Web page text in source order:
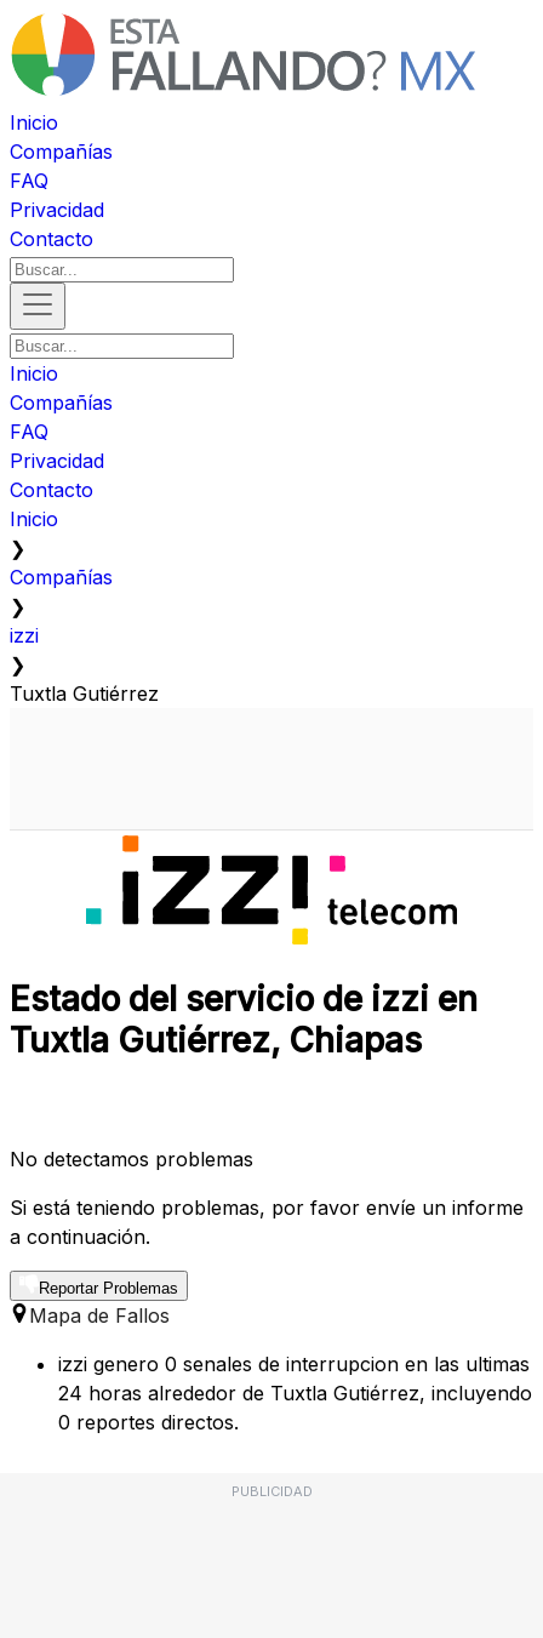
Inicio
Compañías
FAQ
Privacidad
Contacto
Inicio
Compañías
FAQ
Privacidad
Contacto
Inicio
❯
Compañías
❯
izzi
❯
Tuxtla Gutiérrez
Estado del servicio de izzi en
Tuxtla Gutiérrez, Chiapas
No detectamos problemas
Si está teniendo problemas, por favor envíe un informe
a continuación.
Reportar Problemas
Mapa de Fallos
izzi genero 0 senales de interrupcion en las ultimas
24 horas alrededor de Tuxtla Gutiérrez, incluyendo
0 reportes directos.
PUBLICIDAD